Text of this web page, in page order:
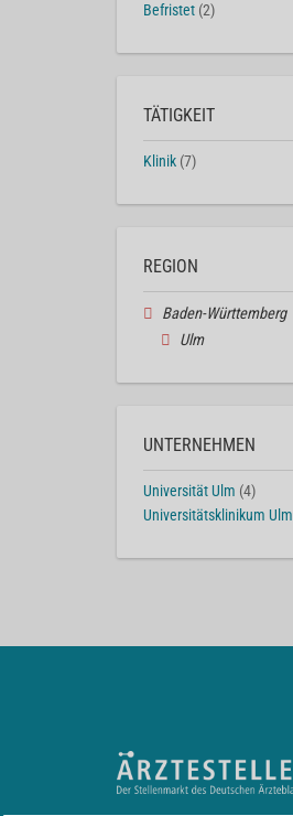
Befristet (2)
TÄTIGKEIT
Klinik (7)
REGION
Baden-Württemberg
Ulm
UNTERNEHMEN
Universität Ulm (4)
Universitätsklinikum Ulm